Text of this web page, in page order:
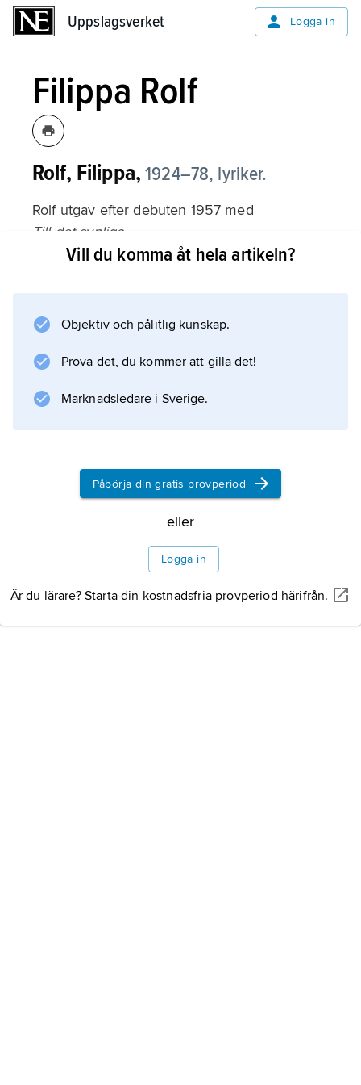
Uppslagsverket Logga in
Filippa Rolf
Rolf, Filippa, 1924–78, lyriker.
Rolf utgav efter debuten 1957 med
Till det synliga
några diktsamlingar som präglas av säker
Omärkligt
Dikter
Information om artikeln
Vill du komma åt hela artikeln?
Objektiv och pålitlig kunskap.
Prova det, du kommer att gilla det!
Marknadsledare i Sverige.
Påbörja din gratis provperiod
eller
Logga in
Är du lärare? Starta din kostnadsfria provperiod härifrån.